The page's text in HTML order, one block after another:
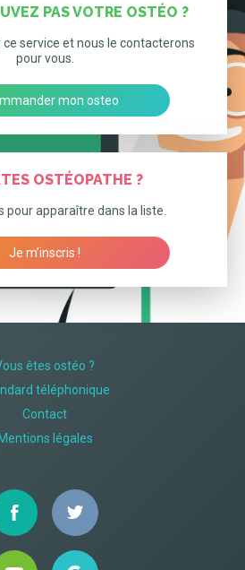
PAS VOTRE OSTÉO ?
ce service et nous le contacterons
pour vous.
mon osteo
OSTÉOPATHE ?
pour apparaître dans la liste.
Je m’inscris !
êtes ostéo ?
téléphonique
Contact
Mentions légales